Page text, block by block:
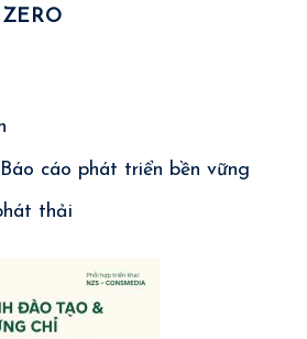
cáo phát triển bền vững
thải